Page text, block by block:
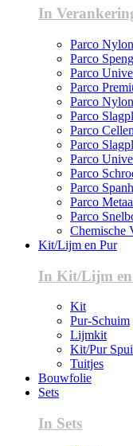
In
Parco
Parco
Parco
Parco
Parco
Parco
Parco
Parco
Parco
Parco
Parco
Parco
Parco
Chemische
Kit/Lijm en Pur
In Kit/Lijm
Kit
Pur-Schuim
Lijmkit
Kit/Pur
Tuitjes
Bouwfolie
Sets
In Sets